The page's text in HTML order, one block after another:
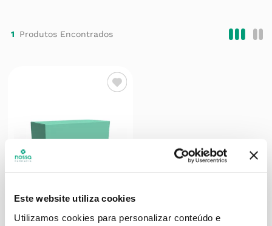
Este website utiliza cookies
Utilizamos cookies para personalizar conteúdo e
1